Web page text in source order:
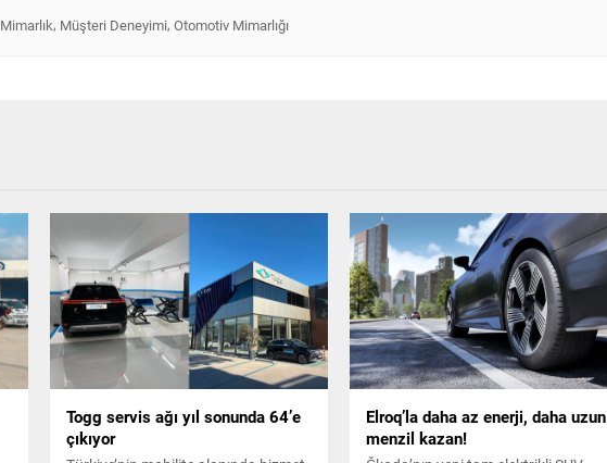
Mimarlık, Müşteri Deneyimi, Otomotiv Mimarlığı
Togg servis ağı yıl sonunda 64’e
çıkıyor
Elroq’la daha az enerji, daha uzun
menzil kazan!